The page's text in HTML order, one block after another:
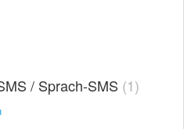
/ Sprach-SMS 1